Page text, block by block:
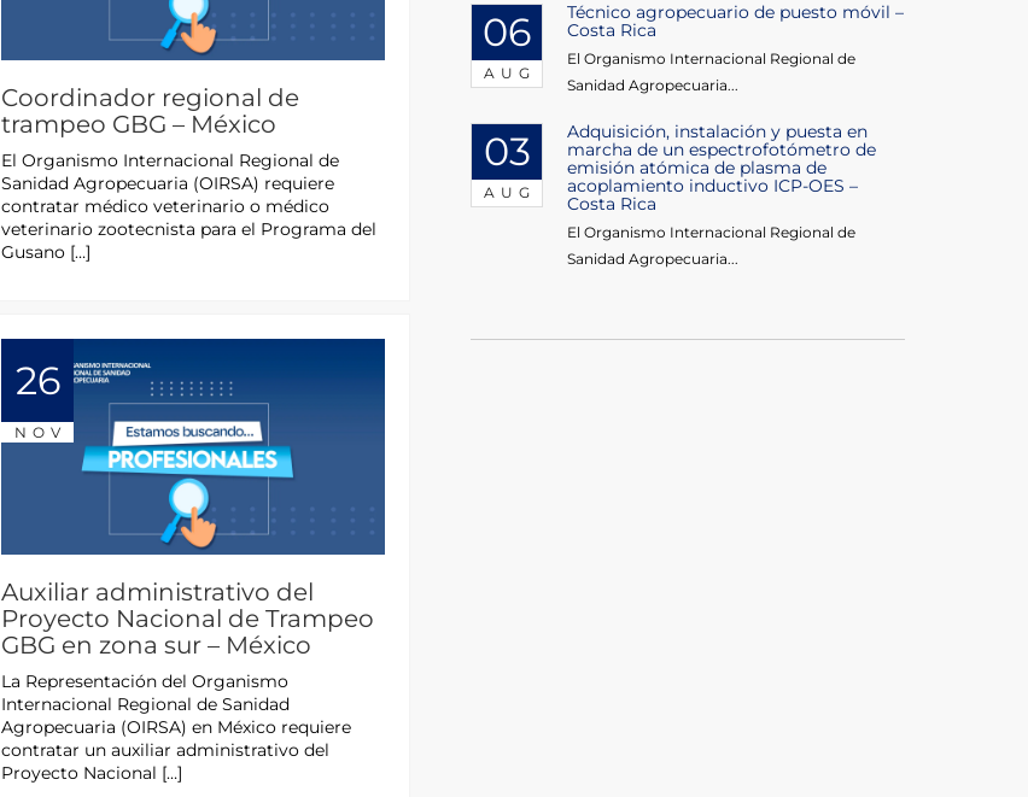
Coordinador regional de
trampeo GBG – México
El Organismo Internacional Regional de
Sanidad Agropecuaria (OIRSA) requiere
contratar médico veterinario o médico
veterinario zootecnista para el Programa del
Gusano […]
26
NOV
Auxiliar administrativo del
Proyecto Nacional de Trampeo
GBG en zona sur – México
La Representación del Organismo
Internacional Regional de Sanidad
Agropecuaria (OIRSA) en México requiere
contratar un auxiliar administrativo del
Proyecto Nacional […]
06
AUG
Técnico agropecuario de puesto móvil –
Costa Rica
El Organismo Internacional Regional de
Sanidad Agropecuaria...
03
AUG
Adquisición, instalación y puesta en
marcha de un espectrofotómetro de
emisión atómica de plasma de
acoplamiento inductivo ICP-OES –
Costa Rica
El Organismo Internacional Regional de
Sanidad Agropecuaria...